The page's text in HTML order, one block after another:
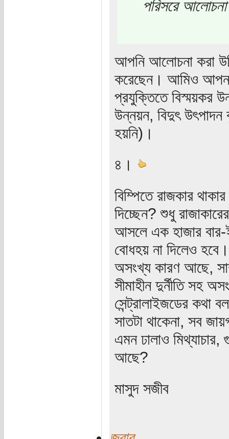
পরিসরে
আপনি আলোচনা করা
করেছেন। আমিও
প্রযুক্তিতে বিস্ময়কর
উন্নয়ন, বিদুৎ উৎপাদন
হয়নি)।
৪।
বিম্পিতে রাজকার
দিচ্ছেন? শুধু
আসলে এক হাজার বার-ই
বোধহয় না দিলেও
অসংখ্য কারণ আছে,
সীমাহীন দুর্নীতি সহ
সেন্ট্রালাইজডের কথা
সাতটা থাকেনা, সব
এমন ঢালাও
আছে?
মাসুদ সজীব